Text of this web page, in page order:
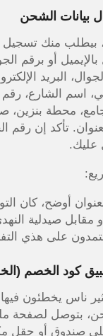
بيانات الشحن
بيطلب منك
أو برقم
البريد
اسم الشارع،
محطة
تأكد إن رقم
عليك.
أوضح، كان
مقابل صيدلية
على هذي
كود الخصم
ناس يخطئون فيها
بتوصل
صندوق أو حقل